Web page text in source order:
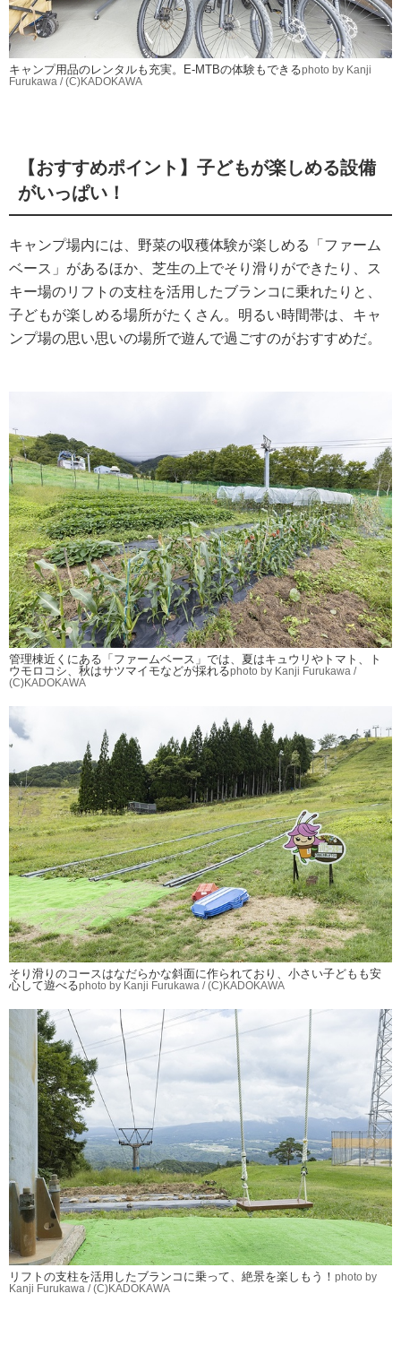
キャンプ用品のレンタルも充実。E-MTBの体験もできるphoto by Kanji
Furukawa / (C)KADOKAWA
【おすすめポイント】子どもが楽しめる設備
がいっぱい！
キャンプ場内には、野菜の収穫体験が楽しめる「ファーム
ベース」があるほか、芝生の上でそり滑りができたり、ス
キー場のリフトの支柱を活用したブランコに乗れたりと、
子どもが楽しめる場所がたくさん。明るい時間帯は、キャ
ンプ場の思い思いの場所で遊んで過ごすのがおすすめだ。
管理棟近くにある「ファームベース」では、夏はキュウリやトマト、ト
ウモロコシ、秋はサツマイモなどが採れるphoto by Kanji Furukawa /
(C)KADOKAWA
そり滑りのコースはなだらかな斜面に作られており、小さい子どもも安
心して遊べるphoto by Kanji Furukawa / (C)KADOKAWA
リフトの支柱を活用したブランコに乗って、絶景を楽しもう！ photo by
Kanji Furukawa / (C)KADOKAWA